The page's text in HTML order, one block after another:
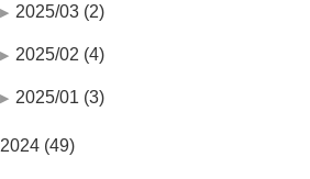
2025/03 (2)
2025/02 (4)
2025/01 (3)
2024 (49)